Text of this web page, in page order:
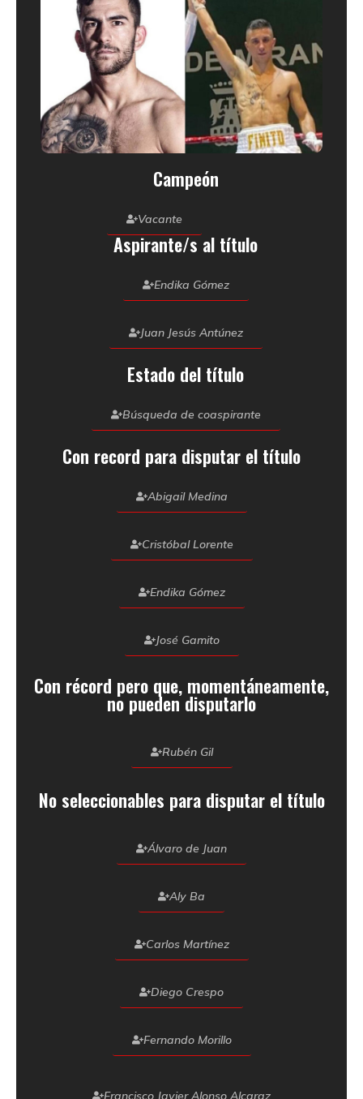
Campeón
Vacante
Aspirante/s al título
Endika Gómez
Juan Jesús Antúnez
Estado del título
Búsqueda de coaspirante
Con record para disputar el título
Abigail Medina
Cristóbal Lorente
Endika Gómez
José Gamito
Con récord pero que, momentáneamente,
no pueden disputarlo
Rubén Gil
No seleccionables para disputar el título
Álvaro de Juan
Aly Ba
Carlos Martínez
Diego Crespo
Fernando Morillo
Francisco Javier Alonso Alcaraz